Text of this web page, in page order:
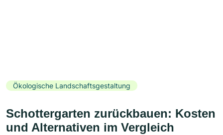
Ökologische Landschaftsgestaltung
Schottergarten zurückbauen: Kosten
und Alternativen im Vergleich